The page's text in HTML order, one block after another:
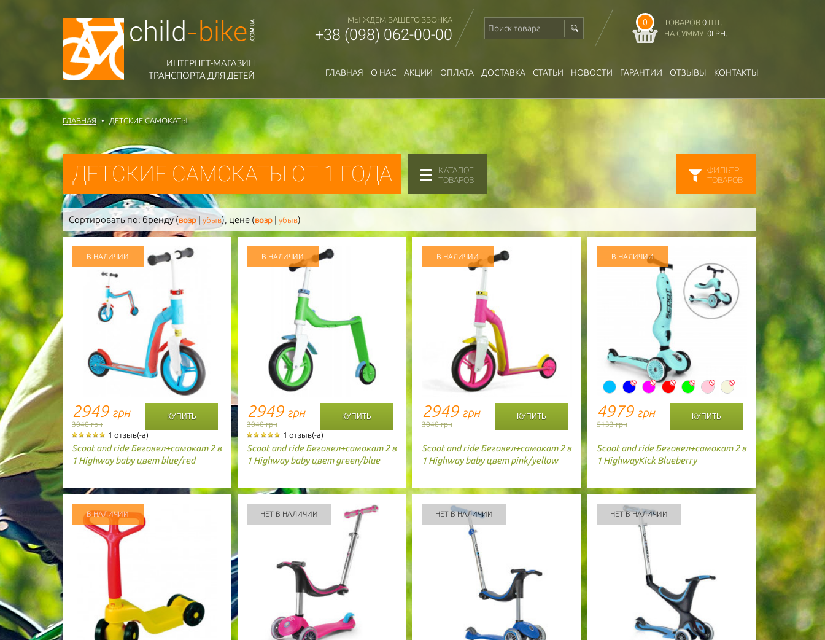
ИНТЕРНЕТ-МАГАЗИН
ТРАНСПОРТА ДЛЯ ДЕТЕЙ
МЫ ЖДЕМ ВАШЕГО ЗВОНКА
+38 (098) 062-00-00
0 ТОВАРОВ 0 ШТ.
НА СУММУ 0ГРН.
ГЛАВНАЯ О НАС АКЦИИ ОПЛАТА ДОСТАВКА СТАТЬИ НОВОСТИ ГАРАНТИИ ОТЗЫВЫ КОНТАКТЫ
ГЛАВНАЯ ДЕТСКИЕ САМОКАТЫ
ДЕТСКИЕ САМОКАТЫ ОТ 1 ГОДА
КАТАЛОГ
ТОВАРОВ
ФИЛЬТР
ТОВАРОВ
Сортировать по: бренду (возр | убыв), цене (возр | убыв)
В НАЛИЧИИ
2949 грн
3040 грн
1 отзыв(-а)
Scoot and ride Беговел+самокат 2 в
1 Highway baby цвет blue/red
В НАЛИЧИИ
2949 грн
3040 грн
1 отзыв(-а)
Scoot and ride Беговел+самокат 2 в
1 Highway baby цвет green/blue
В НАЛИЧИИ
2949 грн
3040 грн
Scoot and ride Беговел+самокат 2 в
1 Highway baby цвет pink/yellow
В НАЛИЧИИ
4979 грн
5133 грн
Scoot and ride Беговел+самокат 2 в
1 HighwayKick Blueberry
В НАЛИЧИИ НЕТ В НАЛИЧИИ НЕТ В НАЛИЧИИ НЕТ В НАЛИЧИИ